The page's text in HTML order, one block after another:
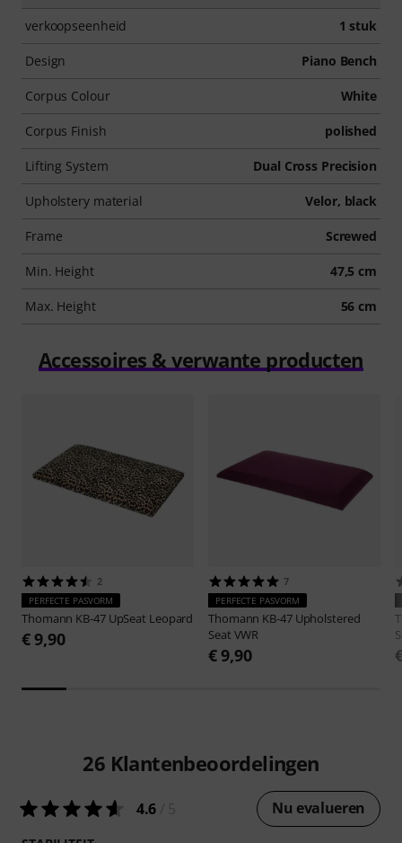
verkoopseenheid 1 stuk
Design Piano Bench
Corpus Colour White
Corpus Finish polished
Lifting System Dual Cross Precision
Upholstery material Velor, black
Frame Screwed
Min. Height 47,5 cm
Max. Height 56 cm
Accessoires & verwante producten
2
PERFECTE PASVORM
Thomann KB-47 UpSeat Leopard
€ 9,90
7
PERFECTE PASVORM
Thomann KB-47 Upholstered
Seat VWR
€ 9,90
26 Klantenbeoordelingen
4.6 Nu evalueren